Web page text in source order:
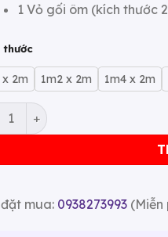
1 Vỏ gối ôm (kích thước
thước
x 2m 1m2 x 2m 1m4 x 2m
giường Lụa Tencel Ice
mua: 0938273993 (Miễn